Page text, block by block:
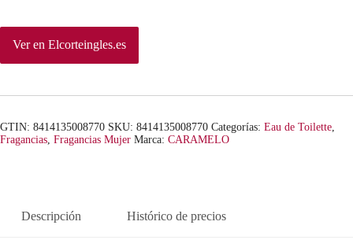
Ver en Elcorteingles.es
GTIN: 8414135008770 SKU: 8414135008770 Categorías: Eau de Toilette
Fragancias Fragancias Mujer Marca: CARAMELO
Descripción Histórico de precios